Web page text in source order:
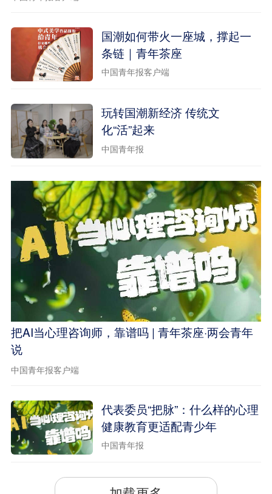
国潮如何带火一座城，撑起一
条链｜青年茶座
中国青年报客户端
玩转国潮新经济 传统文
化“活”起来
中国青年报
把AI当心理咨询师，靠谱吗 | 青年茶座·两会青年
说
中国青年报客户端
代表委员“把脉”：什么样的心理
健康教育更适配青少年
中国青年报